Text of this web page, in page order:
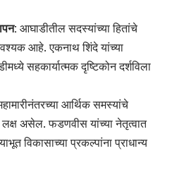
आघाडीतील सदस्यांच्या हितांचे
आहे. एकनाथ शिंदे यांच्या
सहकार्यात्मक दृष्टिकोन दर्शविला
आर्थिक समस्यांचे
असेल. फडणवीस यांच्या नेतृत्वात
विकासाच्या प्रकल्पांना प्राधान्य